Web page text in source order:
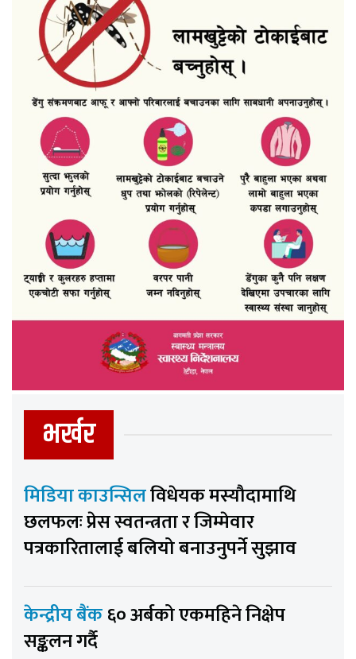
भर्खर
मिडिया काउन्सिलविधेयक मस्यौदामाथि
छलफलः प्रेस स्वतन्त्रता र जिम्मेवार
पत्रकारितालाई बलियो बनाउनुपर्ने सुझाव
केन्द्रीय बैंक६० अर्बको एकमहिने निक्षेप
सङ्कलन गर्दै